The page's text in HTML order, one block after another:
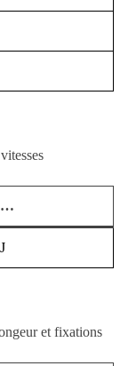
…
et fixations